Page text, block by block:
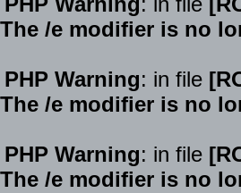
/e modifier is no
Warning: in file
/e modifier is no
Warning: in file
/e modifier is no